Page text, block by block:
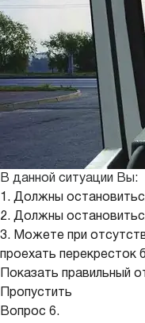
В данной ситуации Вы:
1. Должны
2. Должны
3. Можете при
проехать перекресток
Показать правильный
Пропустить
Вопрос 6.